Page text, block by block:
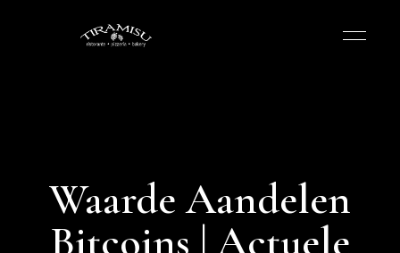
Waarde Aandelen
Bitcoins | Actuele